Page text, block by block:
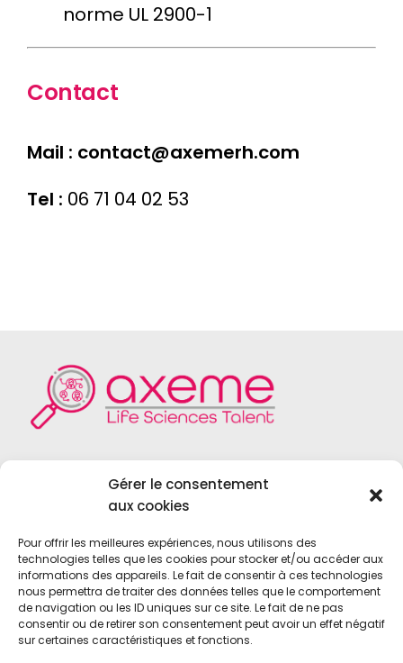
Gérer le consentement
aux cookies
Pour offrir les meilleures expériences, nous utilisons des
technologies telles que les cookies pour stocker et/ou accéder aux
informations des appareils. Le fait de consentir à ces technologies
nous permettra de traiter des données telles que le comportement
de navigation ou les ID uniques sur ce site. Le fait de ne pas
consentir ou de retirer son consentement peut avoir un effet négatif
sur certaines caractéristiques et fonctions.
norme UL 2900-1
Contact
Mail : contact@axemerh.com
Tel : 06 71 04 02 53
Axeme RH est un cabinet de recrutement
spécialisé dans le domaine du
Medical Device, du
desBiotechnologies.